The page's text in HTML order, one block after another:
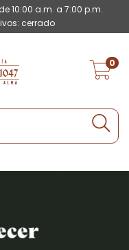
10:00 a.m. a 7:00 p.m.
cerrado
0